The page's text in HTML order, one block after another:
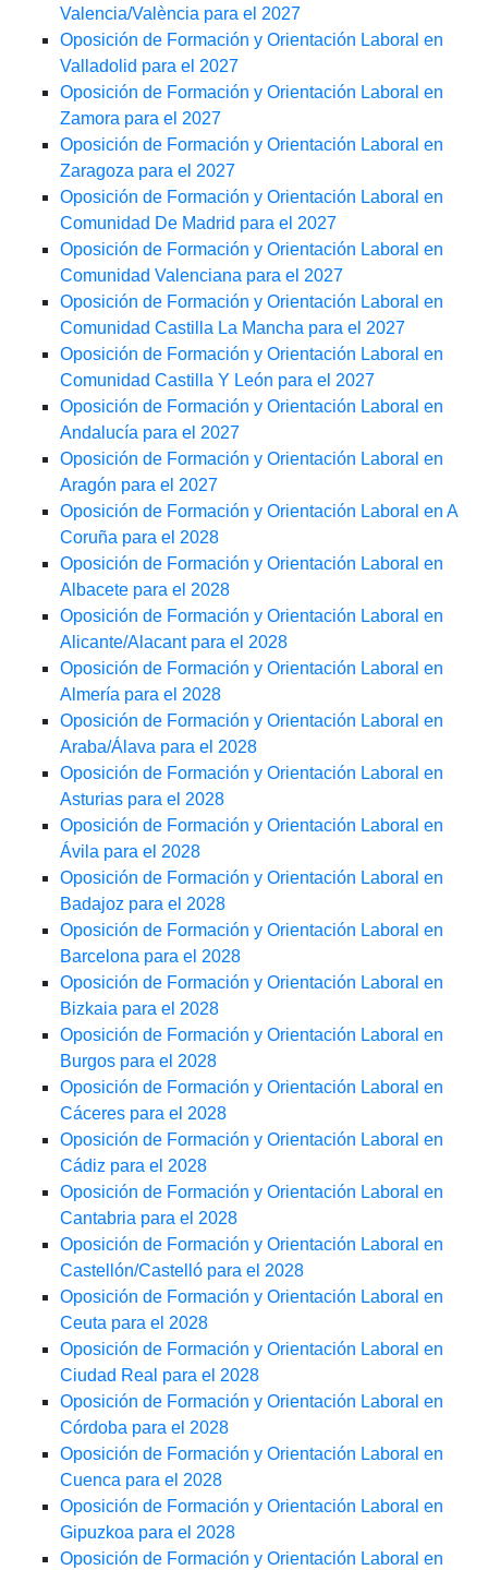
Valencia/València para el 2027
Oposición de Formación y Orientación Laboral en
Valladolid para el 2027
Oposición de Formación y Orientación Laboral en
Zamora para el 2027
Oposición de Formación y Orientación Laboral en
Zaragoza para el 2027
Oposición de Formación y Orientación Laboral en
Comunidad De Madrid para el 2027
Oposición de Formación y Orientación Laboral en
Comunidad Valenciana para el 2027
Oposición de Formación y Orientación Laboral en
Comunidad Castilla La Mancha para el 2027
Oposición de Formación y Orientación Laboral en
Comunidad Castilla Y León para el 2027
Oposición de Formación y Orientación Laboral en
Andalucía para el 2027
Oposición de Formación y Orientación Laboral en
Aragón para el 2027
Oposición de Formación y Orientación Laboral en A
Coruña para el 2028
Oposición de Formación y Orientación Laboral en
Albacete para el 2028
Oposición de Formación y Orientación Laboral en
Alicante/Alacant para el 2028
Oposición de Formación y Orientación Laboral en
Almería para el 2028
Oposición de Formación y Orientación Laboral en
Araba/Álava para el 2028
Oposición de Formación y Orientación Laboral en
Asturias para el 2028
Oposición de Formación y Orientación Laboral en
Ávila para el 2028
Oposición de Formación y Orientación Laboral en
Badajoz para el 2028
Oposición de Formación y Orientación Laboral en
Barcelona para el 2028
Oposición de Formación y Orientación Laboral en
Bizkaia para el 2028
Oposición de Formación y Orientación Laboral en
Burgos para el 2028
Oposición de Formación y Orientación Laboral en
Cáceres para el 2028
Oposición de Formación y Orientación Laboral en
Cádiz para el 2028
Oposición de Formación y Orientación Laboral en
Cantabria para el 2028
Oposición de Formación y Orientación Laboral en
Castellón/Castelló para el 2028
Oposición de Formación y Orientación Laboral en
Ceuta para el 2028
Oposición de Formación y Orientación Laboral en
Ciudad Real para el 2028
Oposición de Formación y Orientación Laboral en
Córdoba para el 2028
Oposición de Formación y Orientación Laboral en
Cuenca para el 2028
Oposición de Formación y Orientación Laboral en
Gipuzkoa para el 2028
Oposición de Formación y Orientación Laboral en